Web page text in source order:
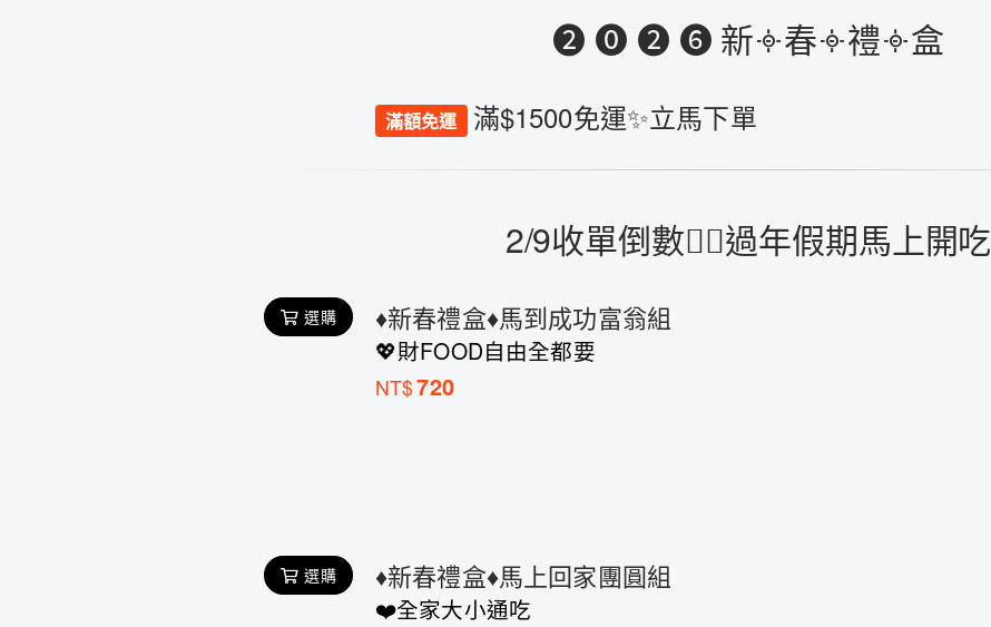
❷ ⓿ ❷ ❻ 新𐄫春𐄫禮𐄫盒
滿額免運 滿$1500免運✨立馬下單
2/9收單倒數❤️‍🔥過年假期馬上開吃
♦︎新春禮盒♦︎馬到成功富翁組
💖財FOOD自由全都要
NT$720
選購
♦︎新春禮盒♦︎馬上回家團圓組
❤️全家大小通吃
選購